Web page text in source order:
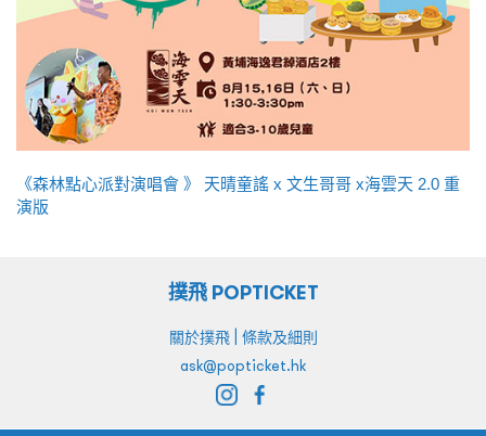
《森林點心派對演唱會 》 天晴童謠 x 文生哥哥 x海雲天 2.0 重
演版
撲飛 POPTICKET
關於撲飛| 條款及細則
ask@popticket.hk